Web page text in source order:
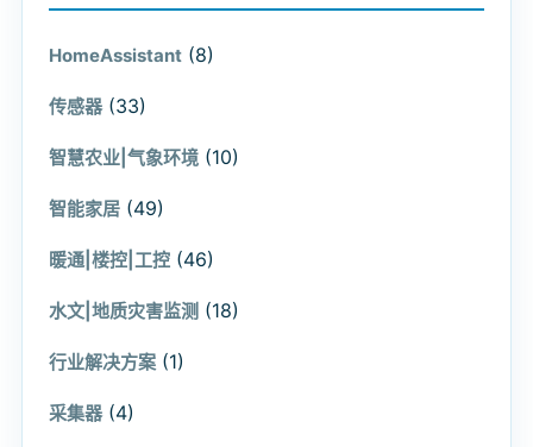
HomeAssistant (8)
传感器 (33)
智慧农业|气象环境 (10)
智能家居 (49)
暖通|楼控|工控 (46)
水文|地质灾害监测 (18)
行业解决方案 (1)
采集器 (4)